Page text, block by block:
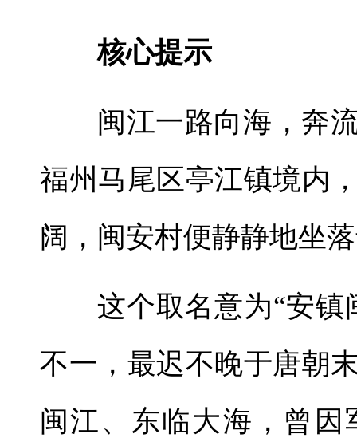
核心提示
闽江一路向海，奔
福州马尾区亭江镇境内
阔，闽安村便静静地坐
这个取名意为“安
不一，最迟不晚于唐朝
闽江、东临大海，曾